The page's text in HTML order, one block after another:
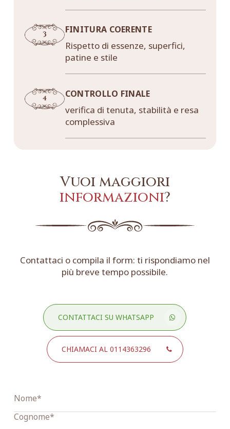
FINITURA COERENTE
Rispetto di essenze, superfici,
patine e stile
CONTROLLO FINALE
verifica di tenuta, stabilità e resa
complessiva
Vuoi maggiori
informazioni?
Contattaci o compila il form: ti rispondiamo nel
più breve tempo possibile.
CONTATTACI SU WHATSAPP
CHIAMACI AL 0114363296